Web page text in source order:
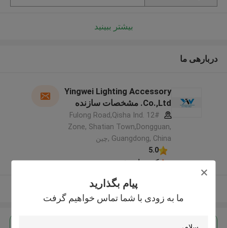
پیام بگذارید
ما به زودی با شما تماس خواهیم گرفت
بیشتر ببینید
دربارهی ما
Yingwei Lighting Accessory
Co.,Ltd. مشخصات سازنده
12# Fulong Road,Qisha Ind.
Zone, Shatian Town,Dongguan,
Guangdong, China ,چین
5.0
کننده تایید شده
بیشتر ببینید